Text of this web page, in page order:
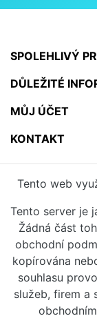
SPOLEHLIVÝ
DŮLEŽITÉ
MŮJ ÚČET
KONTAKT
Tento web
Tento server je
Žádná část
obchodní
kopírována
souhlasu
služeb, firem a